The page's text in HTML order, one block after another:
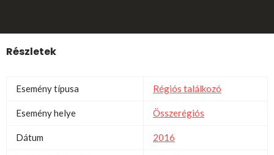
Részletek
Esemény típusa Régiós találkozó
Esemény helye Összerégiós
Dátum 2016